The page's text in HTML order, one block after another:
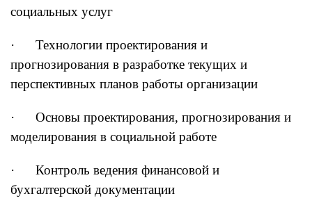
социальных услуг
· Технологии проектирования и
прогнозирования в разработке текущих и
перспективных планов работы организации
· Основы проектирования, прогнозирования и
моделирования в социальной работе
· Контроль ведения финансовой и
бухгалтерской документации